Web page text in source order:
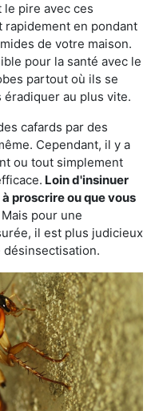
le pire avec ces
en pondant
de votre maison.
pour la santé avec le
partout où ils se
au plus vite.
cafards par des
Cependant, il y a
ou tout simplement
Loin d'insinuer
proscrire ou que vous
Mais pour une
il est plus judicieux